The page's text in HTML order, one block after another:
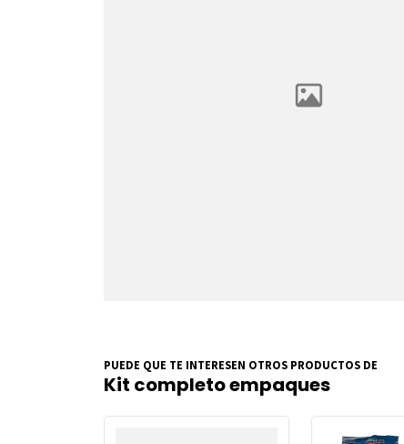
PUEDE QUE TE INTERESEN OTROS PRODUCTOS DE
Kit completo empaques